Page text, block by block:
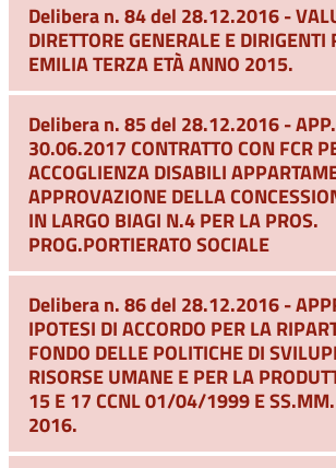
Delibera n. 84 del 28.12.2016 -
DIRETTORE GENERALE E DIRIGENTI
EMILIA TERZA ETÀ ANNO 2015.
Delibera n. 85 del 28.12.2016 -
30.06.2017 CONTRATTO CON FCR
ACCOGLIENZA DISABILI
APPROVAZIONE DELLA
IN LARGO BIAGI N.4 PER LA PROS.
PROG.PORTIERATO SOCIALE
Delibera n. 86 del 28.12.2016 -
IPOTESI DI ACCORDO PER LA
FONDO DELLE POLITICHE DI
RISORSE UMANE E PER LA
15 E 17 CCNL 01/04/1999 E SS.MM.
2016.